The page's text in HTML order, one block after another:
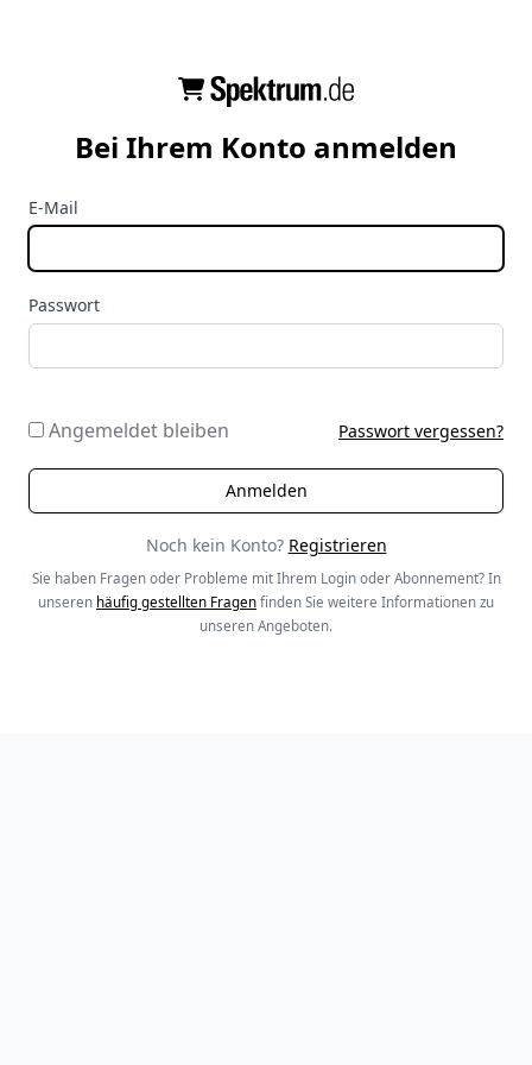
Bei Ihrem Konto anmelden
E-Mail
Passwort
Angemeldet bleiben Passwort vergessen?
Noch kein Konto? Registrieren
Sie haben Fragen oder Probleme mit Ihrem Login oder Abonnement? In
unseren häufig gestellten Fragen finden Sie weitere Informationen zu
unseren Angeboten.